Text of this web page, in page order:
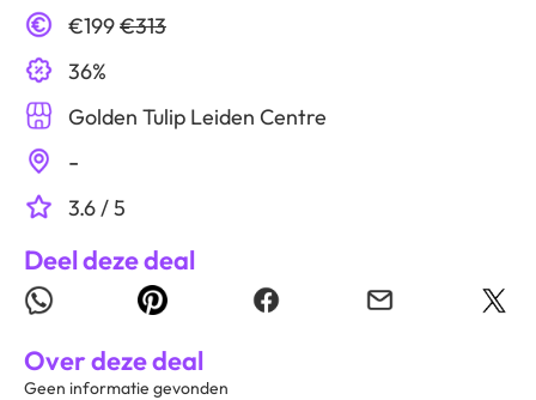
€199€313
36%
Golden Tulip Leiden Centre
-
3.6 / 5
Deel deze deal
Over deze deal
Geen informatie gevonden